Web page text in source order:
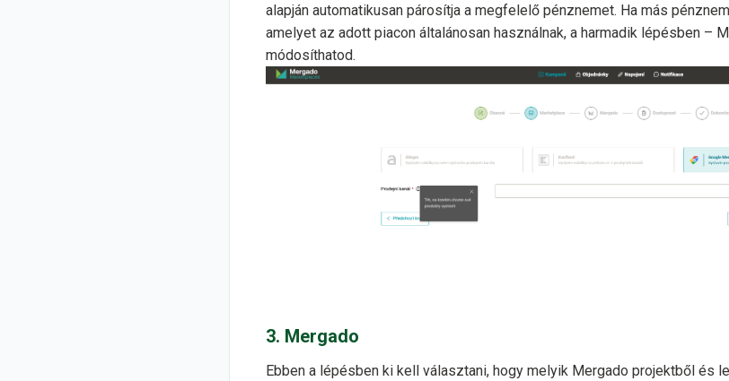
alapján automatikusan párosítja a megfelelő pénznemet. Ha más
amelyet az adott piacon általánosan használnak, a harmadik lépésben –
módosíthatod.
3. Mergado
Ebben a lépésben ki kell választani, hogy melyik Mergado projektből